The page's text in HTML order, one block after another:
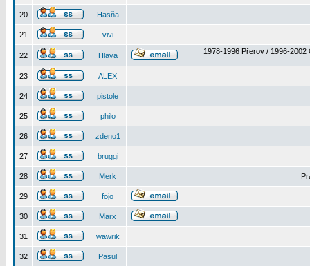
20 Hasňa
21 vivi
22 Hlava 1978-1996 Přerov / 1996-2002
23 ALEX
24 pistole
25 philo
26 zdeno1
27 bruggi
28 Merk
29 fojo
30 Marx
31 wawrik
32 Pasul